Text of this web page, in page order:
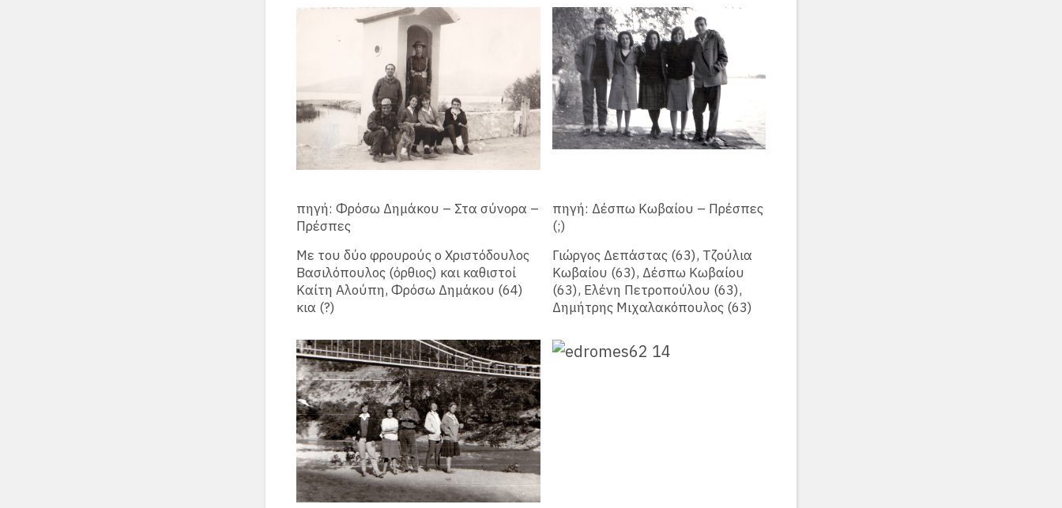
πηγή: Φρόσω Δημάκου – Στα σύνορα –
Πρέσπες
Με του δύο φρουρούς ο Χριστόδουλος
Βασιλόπουλος (όρθιος) και καθιστοί
Καίτη Αλούπη, Φρόσω Δημάκου (64)
κια (?)
πηγή: Δέσπω Κωβαίου – Πρέσπες
(;)
Γιώργος Δεπάστας (63), Τζούλια
Κωβαίου (63), Δέσπω Κωβαίου
(63), Ελένη Πετροπούλου (63),
Δημήτρης Μιχαλακόπουλος (63)